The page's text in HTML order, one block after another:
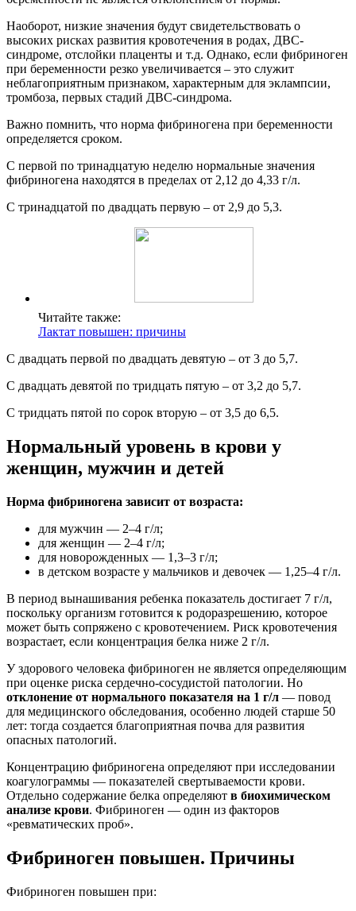
Наоборот, низкие значения будут свидетельствовать о
высоких рисках развития кровотечения в родах, ДВС-
синдроме, отслойки плаценты и т.д. Однако, если фибриноген
при беременности резко увеличивается – это служит
неблагоприятным признаком, характерным для эклампсии,
тромбоза, первых стадий ДВС-синдрома.
Важно помнить, что норма фибриногена при беременности
определяется сроком.
С первой по тринадцатую неделю нормальные значения
фибриногена находятся в пределах от 2,12 до 4,33 г/л.
С тринадцатой по двадцать первую – от 2,9 до 5,3.
Читайте также:
Лактат повышен: причины
С двадцать первой по двадцать девятую – от 3 до 5,7.
С двадцать девятой по тридцать пятую – от 3,2 до 5,7.
С тридцать пятой по сорок вторую – от 3,5 до 6,5.
Нормальный уровень в крови у
женщин, мужчин и детей
Норма фибриногена зависит от возраста:
для мужчин — 2–4 г/л;
для женщин — 2–4 г/л;
для новорожденных — 1,3–3 г/л;
в детском возрасте у мальчиков и девочек — 1,25–4 г/л.
В период вынашивания ребенка показатель достигает 7 г/л,
поскольку организм готовится к родоразрешению, которое
может быть сопряжено с кровотечением. Риск кровотечения
возрастает, если концентрация белка ниже 2 г/л.
У здорового человека фибриноген не является определяющим
при оценке риска сердечно-сосудистой патологии. Но
отклонение от нормального показателя на 1 г/л — повод
для медицинского обследования, особенно людей старше 50
лет: тогда создается благоприятная почва для развития
опасных патологий.
Концентрацию фибриногена определяют при исследовании
коагулограммы — показателей свертываемости крови.
Отдельно содержание белка определяют в биохимическом
анализе крови. Фибриноген — один из факторов
«ревматических проб».
Фибриноген повышен. Причины
Фибриноген повышен при: